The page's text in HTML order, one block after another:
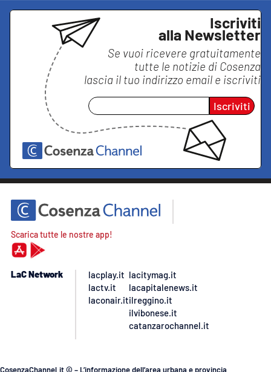
Iscriviti
alla Newsletter
Se vuoi ricevere gratuitamente
tutte le notizie di Cosenza
lascia il tuo indirizzo email e iscriviti
Iscriviti
Scarica tutte le nostre app!
LaC Network
lacplay.it
lactv.it
laconair.it
lacitymag.it
lacapitalenews.it
ilreggino.it
ilvibonese.it
catanzarochannel.it
CosenzaChannel.it © – L’informazione dell’area urbana e provincia